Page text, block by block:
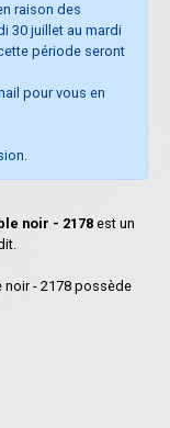
raison des
30 juillet au mardi
période seront
pour vous en
noir - 2178 est un
noir - 2178 possède